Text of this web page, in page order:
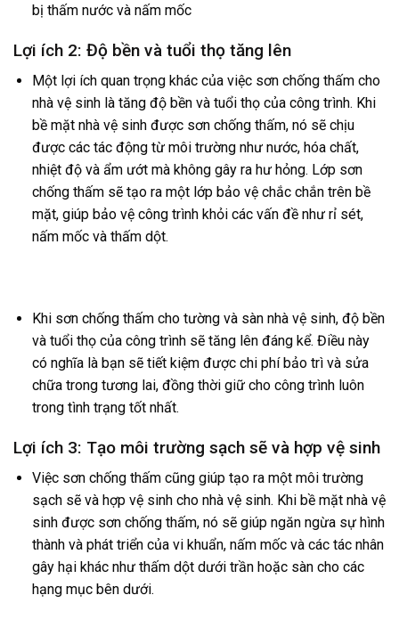
bị thấm nước và nấm mốc
Lợi ích 2: Độ bền và tuổi thọ tăng lên
Một lợi ích quan trọng khác của việc sơn chống thấm cho
nhà vệ sinh là tăng độ bền và tuổi thọ của công trình. Khi
bề mặt nhà vệ sinh được sơn chống thấm, nó sẽ chịu
được các tác động từ môi trường như nước, hóa chất,
nhiệt độ và ẩm ướt mà không gây ra hư hỏng. Lớp sơn
chống thấm sẽ tạo ra một lớp bảo vệ chắc chắn trên bề
mặt, giúp bảo vệ công trình khỏi các vấn đề như rỉ sét,
nấm mốc và thấm dột.
Khi sơn chống thấm cho tường và sàn nhà vệ sinh, độ bền
và tuổi thọ của công trình sẽ tăng lên đáng kể. Điều này
có nghĩa là bạn sẽ tiết kiệm được chi phí bảo trì và sửa
chữa trong tương lai, đồng thời giữ cho công trình luôn
trong tình trạng tốt nhất.
Lợi ích 3: Tạo môi trường sạch sẽ và hợp vệ sinh
Việc sơn chống thấm cũng giúp tạo ra một môi trường
sạch sẽ và hợp vệ sinh cho nhà vệ sinh. Khi bề mặt nhà vệ
sinh được sơn chống thấm, nó sẽ giúp ngăn ngừa sự hình
thành và phát triển của vi khuẩn, nấm mốc và các tác nhân
gây hại khác như thấm dột dưới trần hoặc sàn cho các
hạng mục bên dưới.